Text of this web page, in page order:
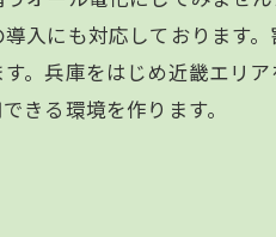
入にも対応しております
。兵庫をはじめ近畿エリ
きる環境を作ります。